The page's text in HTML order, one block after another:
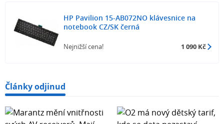
HP Pavilion 15-AB072NO klávesnice na
notebook CZ/SK černá
Nejnižší cena! 1 090 Kč
Články odjinud